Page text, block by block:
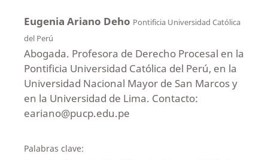
Eugenia Ariano Deho Pontificia Universidad Católica
del Perú
Abogada. Profesora de Derecho Procesal en la
Pontificia Universidad Católica del Perú, en la
Universidad Nacional Mayor de San Marcos y
en la Universidad de Lima. Contacto:
eariano@pucp.edu.pe
Palabras clave: